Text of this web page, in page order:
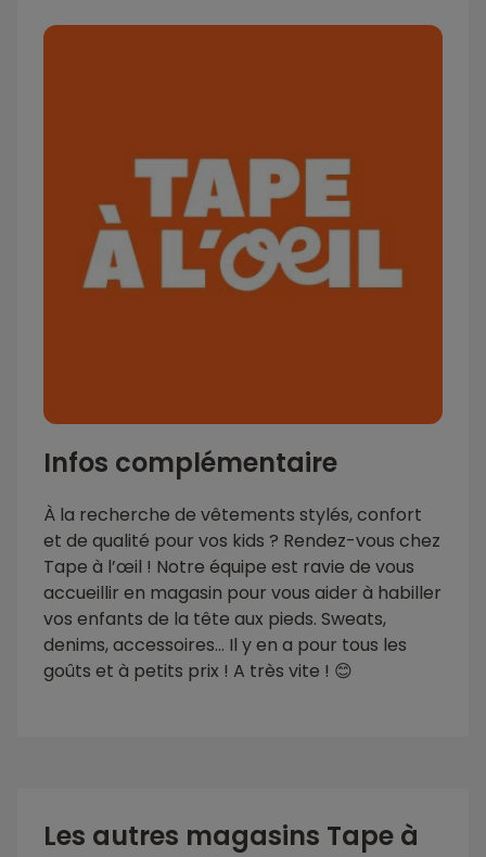
Infos complémentaire
À la recherche de vêtements stylés, confort
et de qualité pour vos kids ? Rendez-vous chez
Tape à l’œil ! Notre équipe est ravie de vous
accueillir en magasin pour vous aider à habiller
vos enfants de la tête aux pieds. Sweats,
denims, accessoires… Il y en a pour tous les
goûts et à petits prix ! A très vite ! 😊
Les autres magasins Tape à